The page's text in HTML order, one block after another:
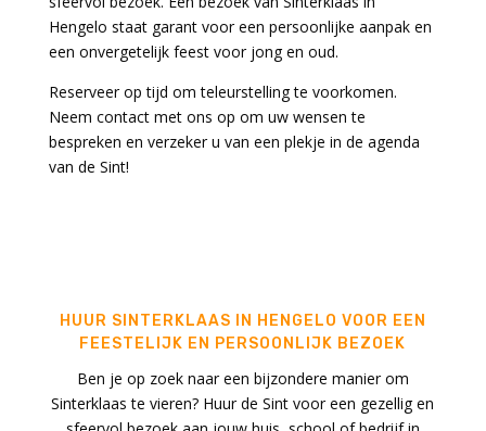
Hengelo staat garant voor een persoonlijke aanpak en
een onvergetelijk feest voor jong en oud.
Reserveer op tijd om teleurstelling te voorkomen.
Neem contact met ons op om uw wensen te
bespreken en verzeker u van een plekje in de agenda
van de Sint!
HUUR SINTERKLAAS IN HENGELO VOOR EEN
FEESTELIJK EN PERSOONLIJK BEZOEK
Ben je op zoek naar een bijzondere manier om
Sinterklaas te vieren? Huur de Sint voor een gezellig en